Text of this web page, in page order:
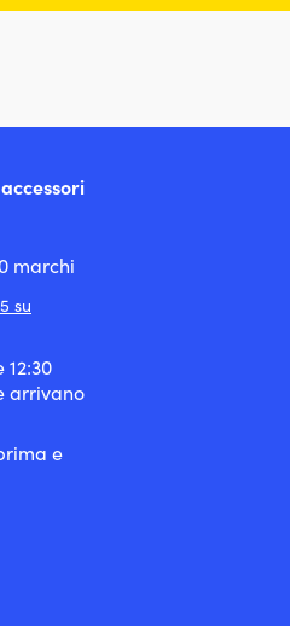
marchi
su
arrivano
e